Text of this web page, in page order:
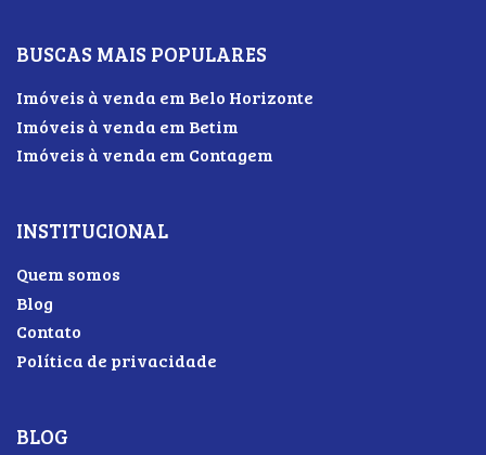
BUSCAS MAIS POPULARES
Imóveis à venda em Belo Horizonte
Imóveis à venda em Betim
Imóveis à venda em Contagem
INSTITUCIONAL
Quem somos
Blog
Contato
Política de privacidade
BLOG